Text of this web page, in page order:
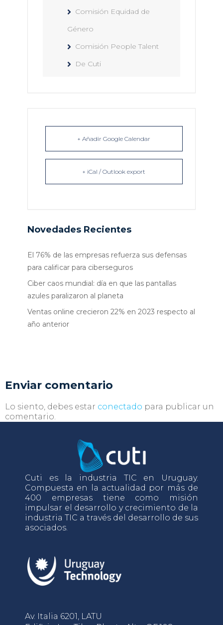
Comisión Equidad de
Género
Comisión People Talent
De Cuti
+ Añadir Google Calendar
+ iCal / Outlook export
Novedades Recientes
El 76% de las empresas refuerza sus defensas
para calificar para ciberseguros
Ciber caos mundial: día en que las pantallas
azules paralizaron al planeta
Ventas online crecieron 22% en 2023 respecto al
año anterior
Enviar comentario
Lo siento, debes estar conectado para publicar un
comentario.
Cuti es la industria TIC en Uruguay.
Compuesta en la actualidad por más de
400 empresas tiene como misión
impulsar el desarrollo y crecimiento de la
industria TIC a través del desarrollo de sus
asociados.
Av. Italia 6201, LATU